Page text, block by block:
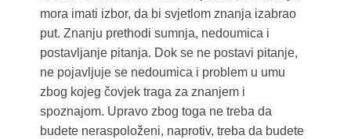
mora imati izbor, da bi svjetlom znanja izabrao
put. Znanju prethodi sumnja, nedoumica i
postavljanje pitanja. Dok se ne postavi pitanje,
ne pojavljuje se nedoumica i problem u umu
zbog kojeg čovjek traga za znanjem i
spoznajom. Upravo zbog toga ne treba da
budete neraspoloženi, naprotiv, treba da budete